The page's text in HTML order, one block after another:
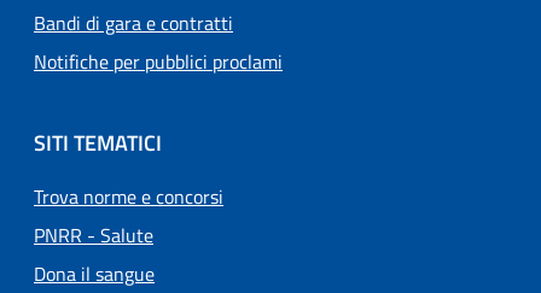
Bandi di gara e contratti
Notifiche per pubblici proclami
SITI TEMATICI
Trova norme e concorsi
PNRR - Salute
Dona il sangue